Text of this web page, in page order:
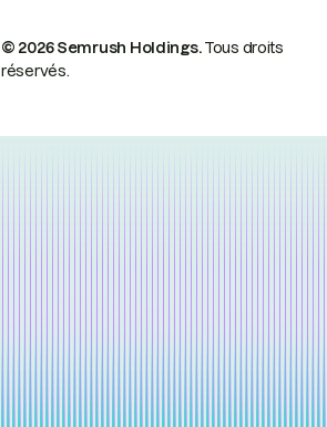
© 2026 Semrush Holdings.Tous droits
réservés.